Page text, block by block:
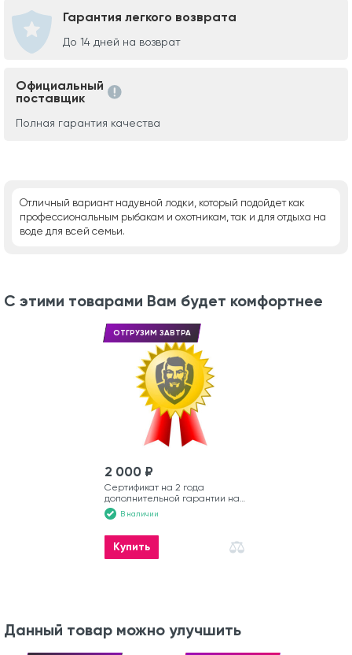
Гарантия легкого возврата
До 14 дней на возврат
Официальный
поставщик
Полная гарантия качества
Отличный вариант надувной лодки, который подойдет как
профессиональным рыбакам и охотникам, так и для отдыха на
воде для всей семьи.
С этими товарами Вам будет комфортнее
ОТГРУЗИМ ЗАВТРА
2 000 ₽
Сертификат на 2 года
дополнительной гарантии на
лодкуВ наличии
Купить
Данный товар можно улучшить